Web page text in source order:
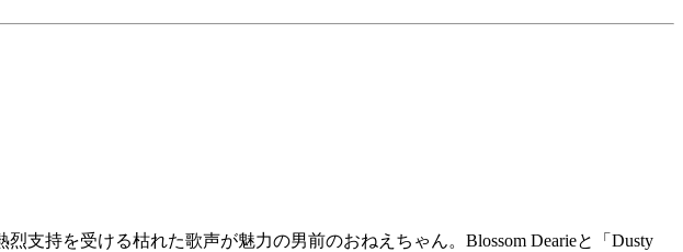
支持を受ける枯れた歌声が魅力の男前のおねえちゃん。Blossom Dearieと「Dusty